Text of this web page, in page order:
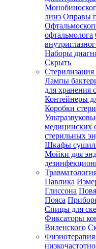
линз Оправы
офтальмолога
Наборы
Скрыть
Лампы
для хранения
Контейнеры
Коробки
медицинских
стерильных
Шкафы
Мойки для
Павлика
Глиссона
Пояса
Спицы для
Фиксаторы
Виленского